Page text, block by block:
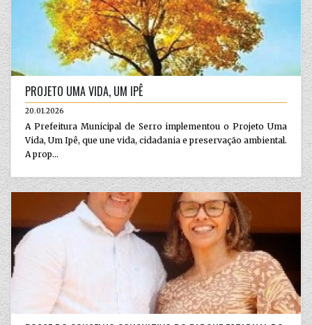
PROJETO UMA VIDA, UM IPÊ
20.01.2026
A Prefeitura Municipal de Serro implementou o Projeto Uma
Vida, Um Ipê, que une vida, cidadania e preservação ambiental.
A prop...